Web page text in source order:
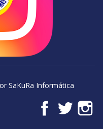
SaKuRa Informática